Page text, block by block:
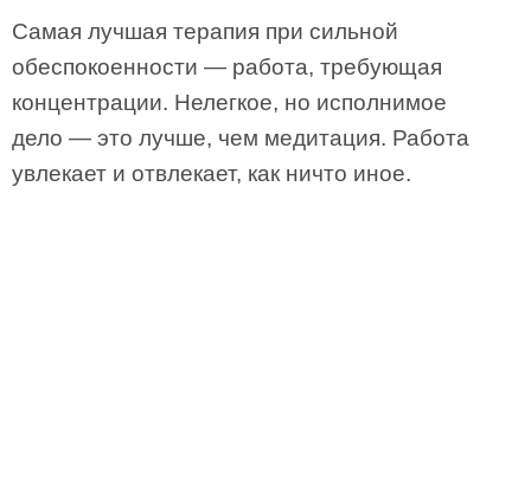
Самая лучшая терапия при сильной
обеспокоенности — работа, требующая
концентрации. Нелегкое, но исполнимое
дело — это лучше, чем медитация. Работа
увлекает и отвлекает, как ничто иное.